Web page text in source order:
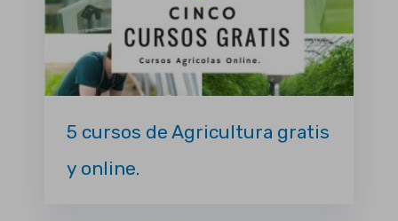
5 cursos de Agricultura gratis
y online.